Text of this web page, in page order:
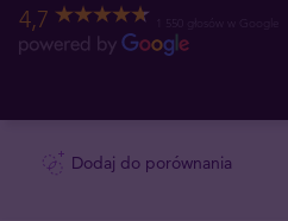
4,7
Dodaj do porównania